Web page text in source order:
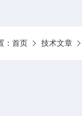
： 首页 技术文章